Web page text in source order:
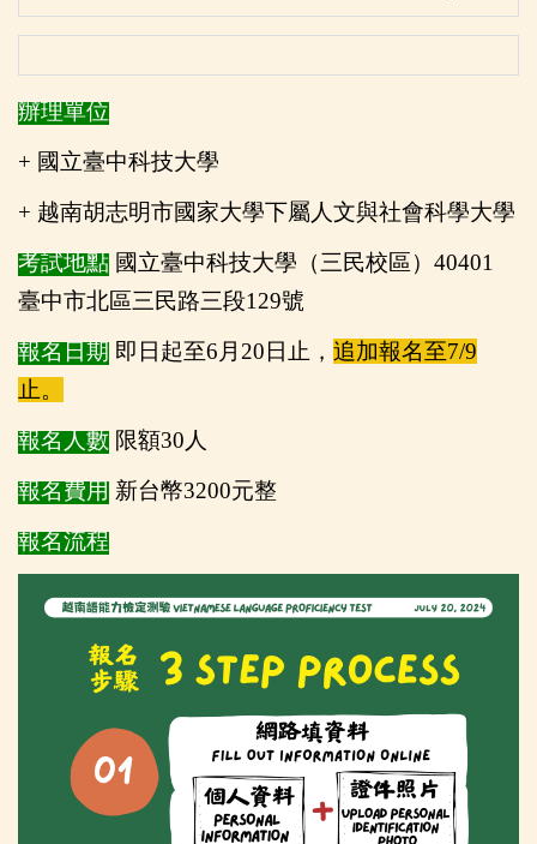
辦理單位
+ 國立臺中科技大學
+ 越南胡志明市國家大學下屬人文與社會科學大學
考試地點 國立臺中科技大學（三民校區）40401
臺中市北區三民路三段129號
報名日期 即日起至6月20日止， 追加報名至7/9
止。
報名人數 限額30人
報名費用 新台幣3200元整
報名流程